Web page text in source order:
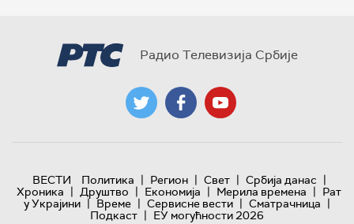
Радио Телевизија Србије
ВЕСТИ Политика | Регион | Свет | Србија данас |
Хроника | Друштво | Економија | Мерила времена | Рат
у Украјини | Време | Сервисне вести | Сматрачница |
Подкаст | ЕУ могућности 2026